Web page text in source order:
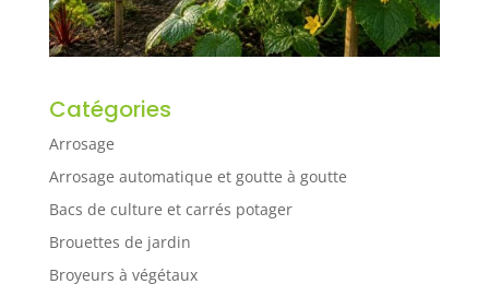
Catégories
Arrosage
Arrosage automatique et goutte à goutte
Bacs de culture et carrés potager
Brouettes de jardin
Broyeurs à végétaux